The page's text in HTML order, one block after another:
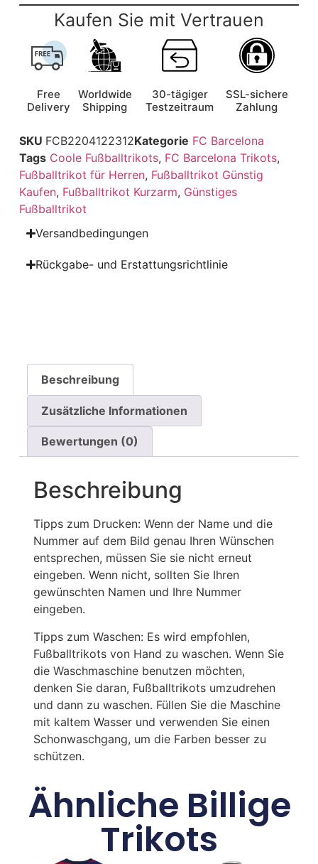
Kaufen Sie mit Vertrauen
Free
Delivery
Worldwide
Shipping
30-tägiger
Testzeitraum
SSL-sichere
Zahlung
SKU FCB2204122312Kategorie FC Barcelona
Tags Coole Fußballtrikots, FC Barcelona Trikots,
Fußballtrikot für Herren, Fußballtrikot Günstig
Kaufen, Fußballtrikot Kurzarm, Günstiges
Fußballtrikot
Versandbedingungen
Rückgabe- und Erstattungsrichtlinie
Beschreibung
Zusätzliche Informationen
Bewertungen (0)
Beschreibung
Tipps zum Drucken: Wenn der Name und die
Nummer auf dem Bild genau Ihren Wünschen
entsprechen, müssen Sie sie nicht erneut
eingeben. Wenn nicht, sollten Sie Ihren
gewünschten Namen und Ihre Nummer
eingeben.
Tipps zum Waschen: Es wird empfohlen,
Fußballtrikots von Hand zu waschen. Wenn Sie
die Waschmaschine benutzen möchten,
denken Sie daran, Fußballtrikots umzudrehen
und dann zu waschen. Füllen Sie die Maschine
mit kaltem Wasser und verwenden Sie einen
Schonwaschgang, um die Farben besser zu
schützen.
Ähnliche Billige
Trikots